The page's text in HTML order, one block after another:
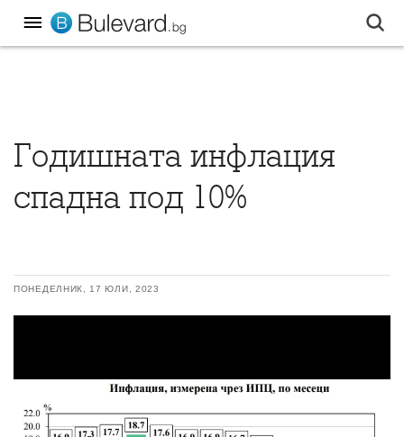
Годишната инфлация
спадна под 10%
ПОНЕДЕЛНИК, 17 ЮЛИ, 2023